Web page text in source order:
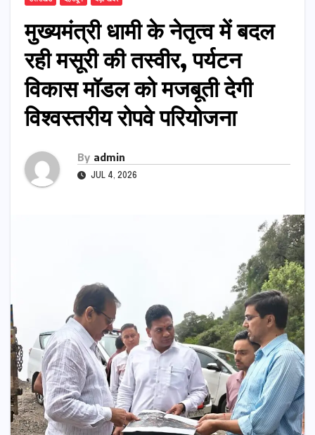
मुख्यमंत्री धामी के नेतृत्व में बदल
रही मसूरी की तस्वीर, पर्यटन
विकास मॉडल को मजबूती देगी
विश्वस्तरीय रोपवे परियोजना
By admin
JUL 4, 2026